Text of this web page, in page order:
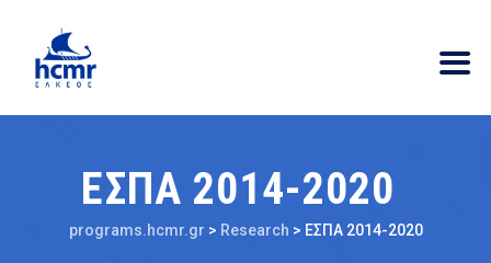
ΕΣΠΑ 2014-2020
programs.hcmr.gr > Research > ΕΣΠΑ 2014-2020